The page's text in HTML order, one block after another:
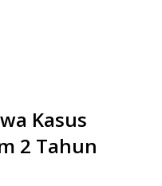
Kasus
2 Tahun